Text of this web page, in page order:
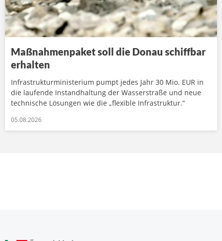
Maßnahmenpaket soll die Donau schiffbar
erhalten
Infrastrukturministerium pumpt jedes Jahr 30 Mio. EUR in
die laufende Instandhaltung der Wasserstraße und neue
technische Lösungen wie die „flexible Infrastruktur.“
05.08.2026